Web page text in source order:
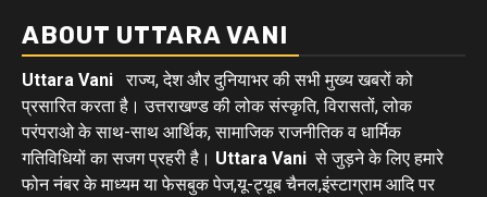
ABOUT UTTARA VANI
Uttara Vani राज्य, देश और दुनियाभर की सभी मुख्य खबरों को
प्रसारित करता है। उत्तराखण्ड की लोक संस्कृति, विरासतों, लोक
परंपराओ के साथ-साथ आर्थिक, सामाजिक राजनीतिक व धार्मिक
गतिविधियों का सजग प्रहरी है। Uttara Vani से जुड़ने के लिए हमारे
फोन नंबर के माध्यम या फेसबुक पेज,यू-ट्यूब चैनल,इंस्टाग्राम आदि पर